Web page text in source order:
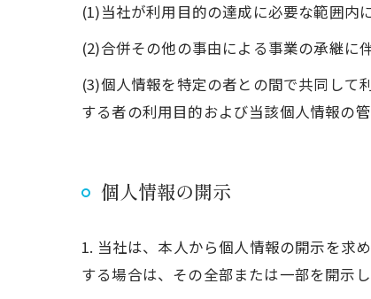
(1)当社が利用目的の達成に必要な範囲内
(2)合併その他の事由による事業の承継に
(3)個人情報を特定の者との間で共同して
する者の利用目的および当該個人情報の
個人情報の開示
1. 当社は、本人から個人情報の開示を求
する場合は、その全部または一部を開示